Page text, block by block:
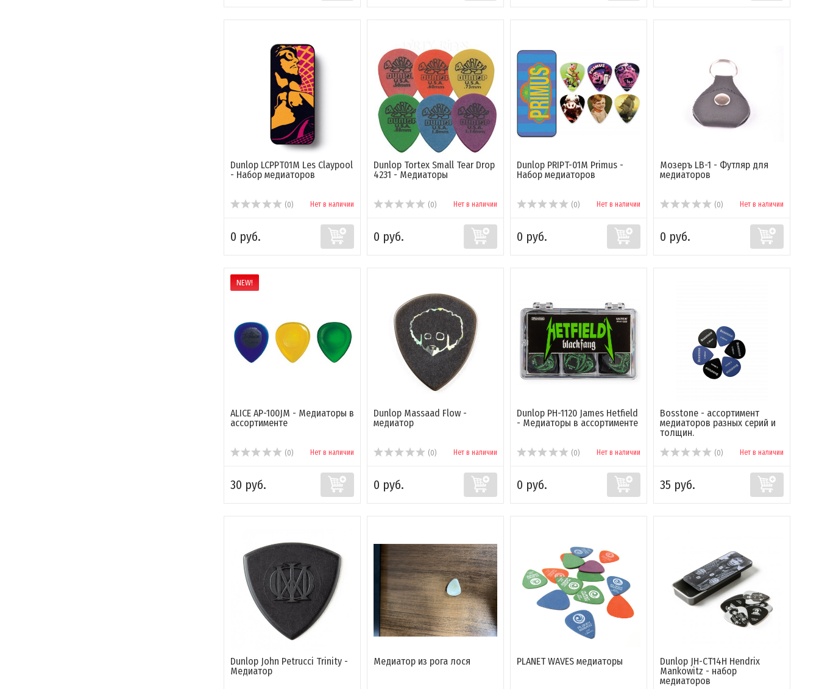
Dunlop LCPPT01M Les Claypool
- Набор медиаторов
(0) Нет в наличии
0 руб.
Dunlop Tortex Small Tear Drop
4231 - Медиаторы
(0) Нет в наличии
0 руб.
Dunlop PRIPT-01M Primus -
Набор медиаторов
(0) Нет в наличии
0 руб.
Мозеръ LB-1 - Футляр для
медиаторов
(0) Нет в наличии
0 руб.
NEW!
ALICE АР-100JM - Медиаторы в
ассортименте
(0) Нет в наличии
30 руб.
Dunlop Massaad Flow -
медиатор
(0) Нет в наличии
0 руб.
Dunlop PH-1120 James Hetfield
- Медиаторы в ассортименте
(0) Нет в наличии
0 руб.
Bosstone - ассортимент
медиаторов разных серий и
толщин.
(0) Нет в наличии
35 руб.
Dunlop John Petrucci Trinity -
Медиатор
Медиатор из рога лося PLANET WAVES медиаторы
Dunlop JH-CT14H Hendrix
Mankowitz - набор
медиаторов